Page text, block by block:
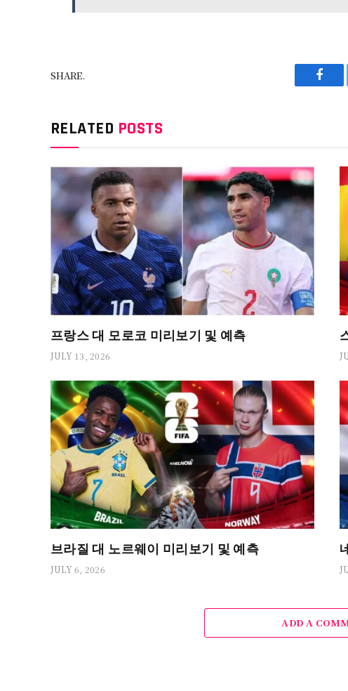
SHARE.
RELATED POSTS
프랑스 대 모로코 미리보기 및 예측
JULY 13, 2026
브라질 대 노르웨이 미리보기 및 예측
JULY 6, 2026
ADD A